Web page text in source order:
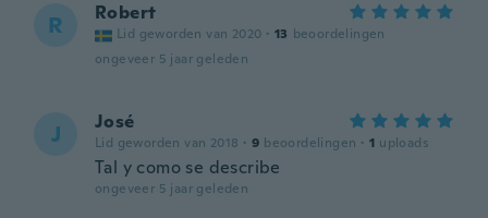
R Robert
Lid geworden van 2020 · 13 beoordelingen
ongeveer 5 jaar geleden
J José
Lid geworden van 2018 · 9 beoordelingen · 1 uploads
Tal y como se describe
ongeveer 5 jaar geleden